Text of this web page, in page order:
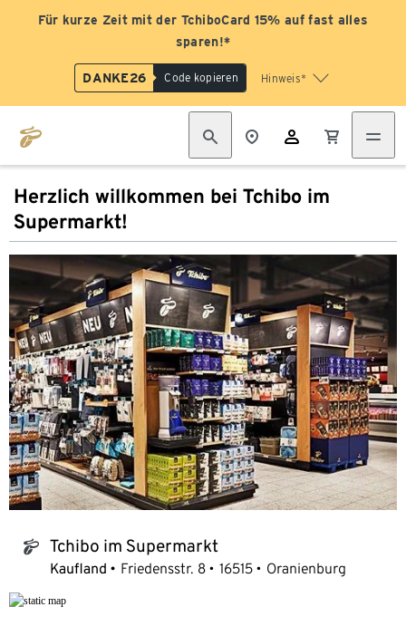
Für kurze Zeit mit der TchiboCard 15% auf fast alles
sparen!*
DANKE26 Code kopieren Hinweis*
Herzlich willkommen bei Tchibo im
Supermarkt!
tchibo_logo Tchibo im Supermarkt
Kaufland Friedensstr. 8 16515 Oranienburg